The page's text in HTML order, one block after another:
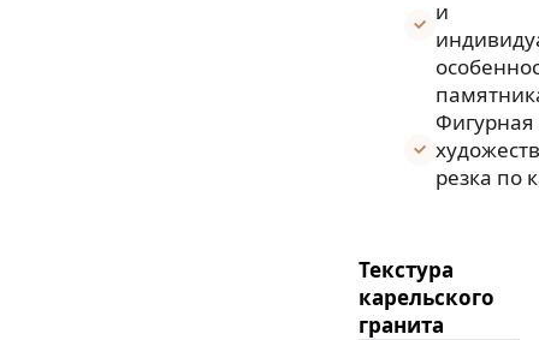
и
Фигурная
резка по
Текстура
карельского
гранита